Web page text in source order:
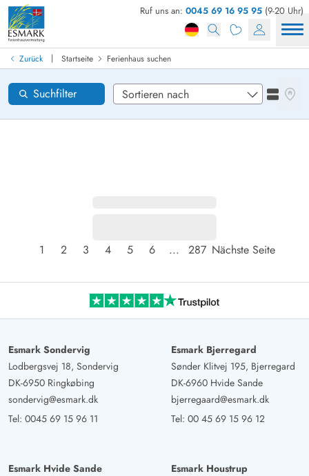
Ruf uns an: 0045 69 16 95 95 (9-20 Uhr)
Zurück | Startseite Ferienhaus suchen
1 2 3 4 5 6 ... 287 Nächste Seite
Suchfilter
Ferienhaus in Dänemark finden
Anreise
Gebiete
Esmark Sondervig
Lodbergsvej 18, Sondervig
DK-6950 Ringkøbing
sondervig@esmark.dk
Tel: 0045 69 15 96 11
Esmark Bjerregard
Sønder Klitvej 195, Bjerregard
DK-6960 Hvide Sande
bjerregaard@esmark.dk
Tel: 00 45 69 15 96 12
Esmark Hvide Sande
Esmark Houstrup